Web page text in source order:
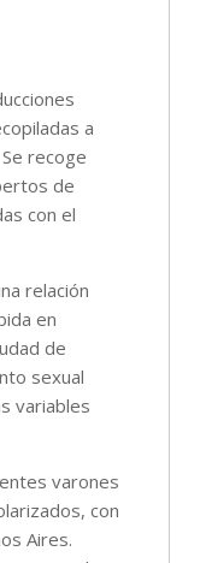
a
recoge
de
con el
relación
en
de
sexual
variables
varones
con
Aires.